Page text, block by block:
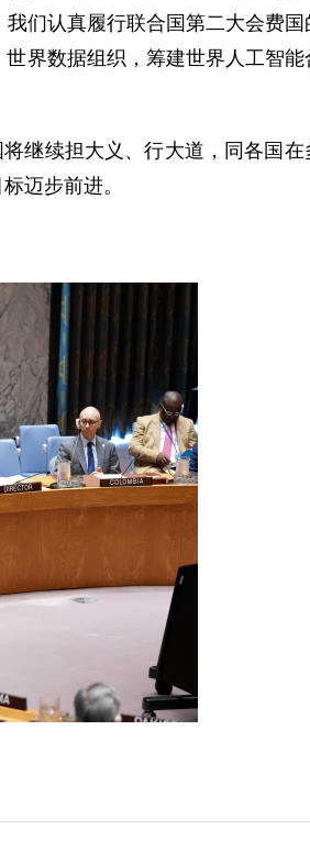
我们认真履行联合国第二大会费
界数据组织，筹建世界人工智
继续担大义、行大道，同各国
迈步前进。